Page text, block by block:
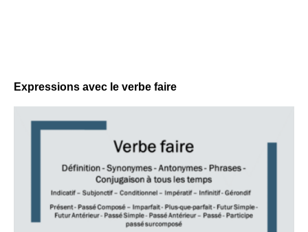
Expressions avec le verbe faire